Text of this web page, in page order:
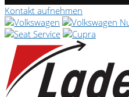
Kontakt aufnehmen